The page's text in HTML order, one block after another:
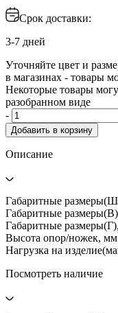
Срок доставки:
3-7 дней
Уточняйте цвет и
в магазинах - товары
Некоторые товары
разобранном виде
-
Добавить в корзину
Описание
Габаритные
Габаритные
Габаритные
Высота опор/ножек,
Нагрузка на
Посмотреть наличие